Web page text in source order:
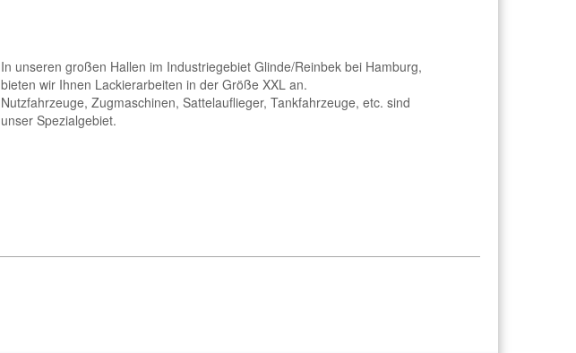
In unseren großen Hallen im Industriegebiet Glinde/Reinbek bei Hamburg,
bieten wir Ihnen Lackierarbeiten in der Größe XXL an.
Nutzfahrzeuge, Zugmaschinen, Sattelauflieger, Tankfahrzeuge, etc. sind
unser Spezialgebiet.